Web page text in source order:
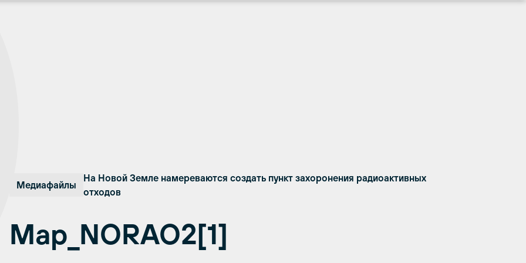
Медиафайлы
На Новой Земле намереваются создать пункт захоронения радиоактивных
отходов
Map_NORAO2[1]